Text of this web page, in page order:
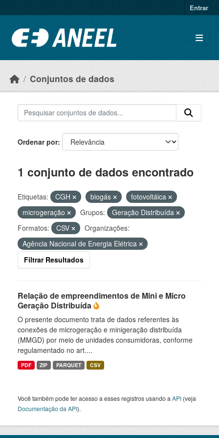
Entrar
Conjuntos de dados
Ordenar por
1 conjunto de dados encontrado
Etiquetas: CGH biogás
fotovoltáica
microgeração
Grupos:
Geração Distribuída
Formatos:
CSV
Organizações:
Agência Nacional de Energia Elétrica
Filtrar Resultados
Relação de empreendimentos de Mini e Micro
Geração Distribuída
O presente documento trata de dados referentes às
conexões de microgeração e minigeração distribuída
(MMGD) por meio de unidades consumidoras, conforme
regulamentado no art....
PDF ZIP PARQUET CSV
Você também pode ter acesso a esses registros usando a API (veja
Documentação da API).